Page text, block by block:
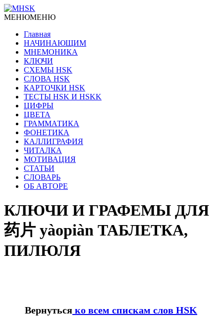
МЕНЮМЕНЮ
Главная
НАЧИНАЮЩИМ
МНЕМОНИКА
КЛЮЧИ
СХЕМЫ HSK
СЛОВА HSK
КАРТОЧКИ HSK
ТЕСТЫ HSK И HSKK
ЦИФРЫ
ЦВЕТА
ГРАММАТИКА
ФОНЕТИКА
КАЛЛИГРАФИЯ
ЧИТАЛКА
МОТИВАЦИЯ
СТАТЬИ
СЛОВАРЬ
ОБ АВТОРЕ
КЛЮЧИ И ГРАФЕМЫ ДЛЯ
药片 yàopiàn ТАБЛЕТКА,
ПИЛЮЛЯ
Вернуться ко всем спискам слов HSK